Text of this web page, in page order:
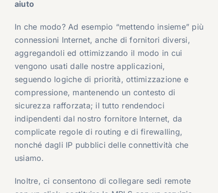
aiuto
In che modo? Ad esempio “mettendo insieme” più
connessioni Internet, anche di fornitori diversi,
aggregandoli ed ottimizzando il modo in cui
vengono usati dalle nostre applicazioni,
seguendo logiche di priorità, ottimizzazione e
compressione, mantenendo un contesto di
sicurezza rafforzata; il tutto rendendoci
indipendenti dal nostro fornitore Internet, da
complicate regole di routing e di firewalling,
nonché dagli IP pubblici delle connettività che
usiamo.
Inoltre, ci consentono di collegare sedi remote